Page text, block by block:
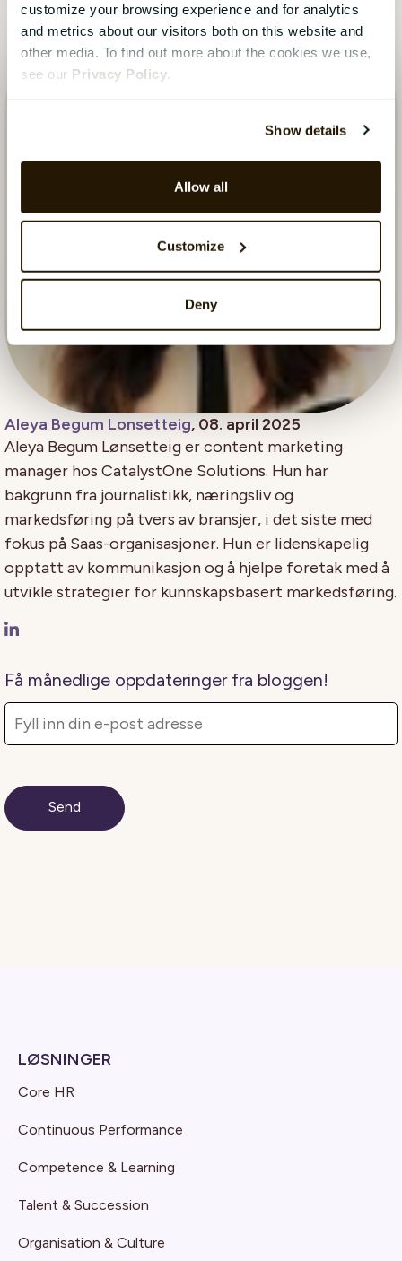
customize your browsing experience and for analytics
and metrics about our visitors both on this website and
other media. To find out more about the cookies we use,
see our Privacy Policy
Show details
Allow all
Customize
Deny
Aleya Begum Lonsetteig, 08. april 2025
Aleya Begum Lønsetteig er content marketing
manager hos CatalystOne Solutions. Hun har
bakgrunn fra journalistikk, næringsliv og
markedsføring på tvers av bransjer, i det siste med
fokus på Saas-organisasjoner. Hun er lidenskapelig
opptatt av kommunikasjon og å hjelpe foretak med å
utvikle strategier for kunnskapsbasert markedsføring.
Få månedlige oppdateringer fra bloggen!
LØSNINGER
Core HR
Continuous Performance
Competence & Learning
Talent & Succession
Organisation & Culture